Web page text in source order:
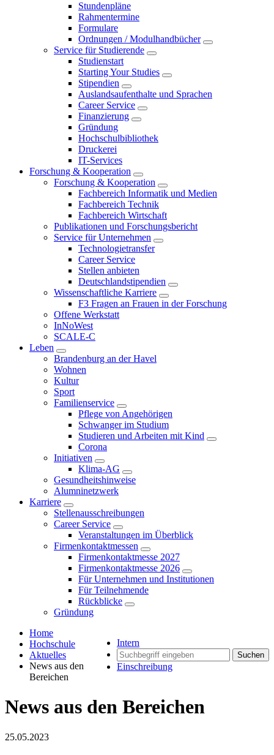
Stundenpläne
Rahmentermine
Formulare
Ordnungen / Modulhandbücher
Service für Studierende
Studienstart
Starting Your Studies
Stipendien
Auslandsaufenthalte und Sprachen
Career Service
Finanzierung
Gründung
Hochschulbibliothek
Druckerei
IT-Services
Forschung & Kooperation
Forschung & Kooperation
Fachbereich Informatik und Medien
Fachbereich Technik
Fachbereich Wirtschaft
Publikationen und Forschungsbericht
Service für Unternehmen
Technologietransfer
Career Service
Stellen anbieten
Deutschlandstipendien
Wissenschaftliche Karriere
F3 Fragen an Frauen in der Forschung
Offene Werkstatt
InNoWest
SCALE-C
Leben
Brandenburg an der Havel
Wohnen
Kultur
Sport
Familienservice
Pflege von Angehörigen
Schwanger im Studium
Studieren und Arbeiten mit Kind
Corona
Initiativen
Klima-AG
Gesundheitshinweise
Alumninetzwerk
Karriere
Stellenausschreibungen
Career Service
Veranstaltungen im Überblick
Firmenkontaktmessen
Firmenkontaktmesse 2027
Firmenkontaktmesse 2026
Für Unternehmen und Institutionen
Für Teilnehmende
Rückblicke
Gründung
Intern
Suchen
Einschreibung
Home
Hochschule
Aktuelles
News aus den
Bereichen
News aus den Bereichen
25.05.2023